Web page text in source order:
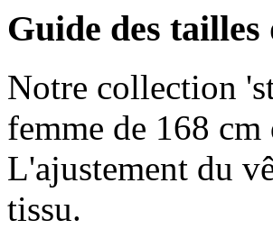
Guide des
Notre collection
femme de 168
L'ajustement du
tissu.